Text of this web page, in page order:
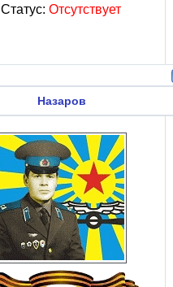
Статус: Отсутствует
Назаров